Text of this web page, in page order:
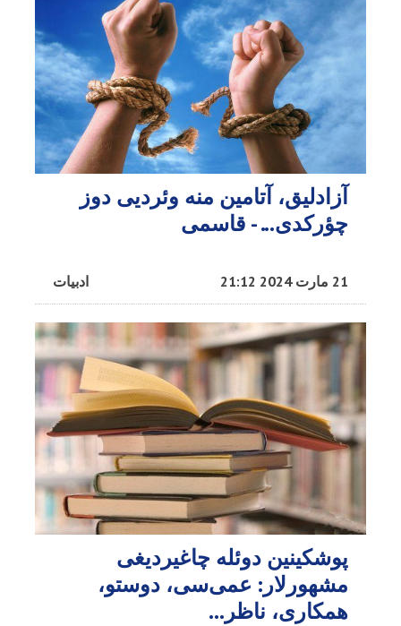
آزادلیق، آتامین منه وئردیی دوز
چؤرکدی... - قاسمی
ادبیات 21 مارت 2024 21:12
پوشکینین دوئله چاغیردیغی
مشهورلار: عمی‌سی، دوستو،
همکاری، ناظر...